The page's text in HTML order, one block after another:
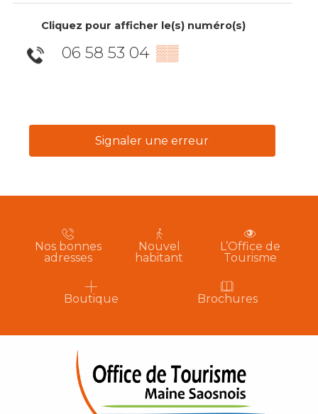
Cliquez pour afficher le(s) numéro(s)
06 58 53 04 ▒▒
Signaler une erreur
Nos bonnes
adresses
Nouvel
habitant
L’Office de
Tourisme
Boutique Brochures